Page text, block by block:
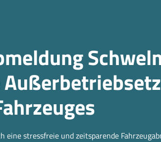
eine stressfreie und zeitsparende